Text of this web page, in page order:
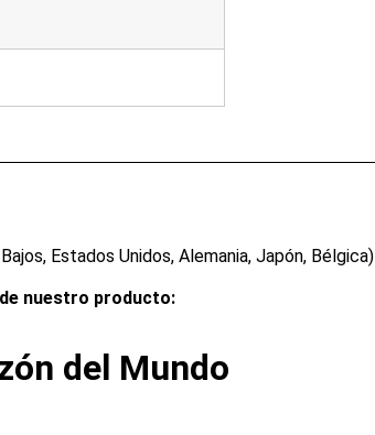
Estados Unidos, Alemania, Japón, Bélgica)
nuestro producto:
del Mundo